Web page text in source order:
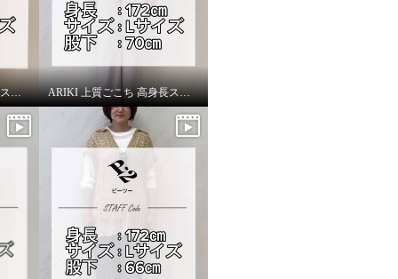
ARIKI 上質ごこち 高身長スタッフがはいてみました！ ARIKI 上質ごこち 高身長スタッフがはいてみました！